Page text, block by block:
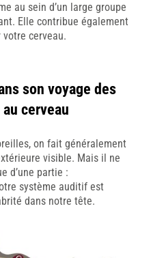
au sein d’un large groupe
Elle contribue également
cerveau.
son voyage des
cerveau
on fait généralement
visible. Mais il ne
d’une partie :
système auditif est
dans notre tête.